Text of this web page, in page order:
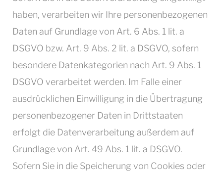
haben, verarbeiten wir Ihre personenbezogenen
Daten auf Grundlage von Art. 6 Abs. 1 lit. a
DSGVO bzw. Art. 9 Abs. 2 lit. a DSGVO, sofern
besondere Datenkategorien nach Art. 9 Abs. 1
DSGVO verarbeitet werden. Im Falle einer
ausdrücklichen Einwilligung in die Übertragung
personenbezogener Daten in Drittstaaten
erfolgt die Datenverarbeitung außerdem auf
Grundlage von Art. 49 Abs. 1 lit. a DSGVO.
Sofern Sie in die Speicherung von Cookies oder